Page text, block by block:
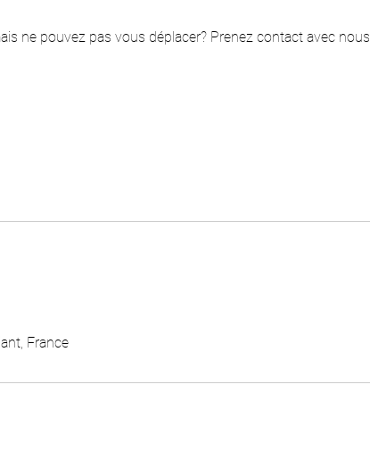
ne pouvez pas vous déplacer? Prenez contact avec nous.
France